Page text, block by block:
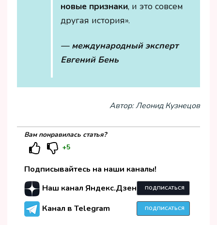
новые признаки, и это совсем
другая история».
— международный эксперт
Евгений Бень
Автор: Леонид Кузнецов
Вам понравилась статья?
+5
Подписывайтесь на наши каналы!
Наш канал Яндекс.Дзен
ПОДПИСАТЬСЯ
Канал в Telegram ПОДПИСАТЬСЯ